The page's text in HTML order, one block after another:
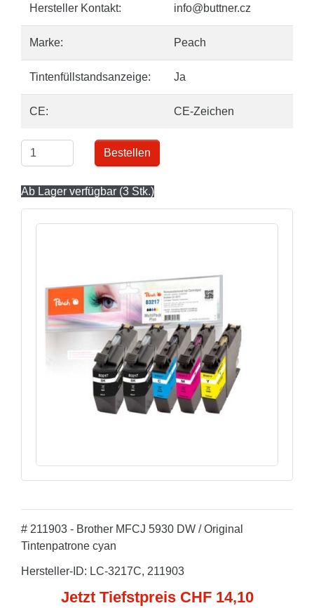
Hersteller Kontakt: info@buttner.cz
Marke: Peach
Tintenfüllstandsanzeige: Ja
CE: CE-Zeichen
Bestellen
Ab Lager verfügbar (3 Stk.)
# 211903 - Brother MFCJ 5930 DW / Original
Tintenpatrone cyan
Hersteller-ID: LC-3217C, 211903
Jetzt Tiefstpreis CHF 14,10